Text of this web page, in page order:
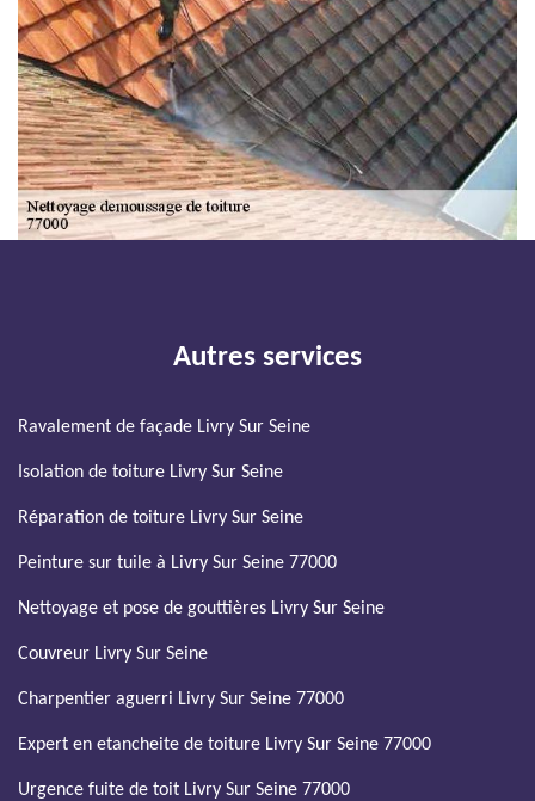
Autres services
Ravalement de façade Livry Sur Seine
Isolation de toiture Livry Sur Seine
Réparation de toiture Livry Sur Seine
Peinture sur tuile à Livry Sur Seine 77000
Nettoyage et pose de gouttières Livry Sur Seine
Couvreur Livry Sur Seine
Charpentier aguerri Livry Sur Seine 77000
Expert en etancheite de toiture Livry Sur Seine 77000
Urgence fuite de toit Livry Sur Seine 77000